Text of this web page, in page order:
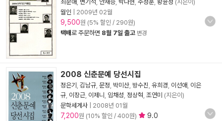
최문애 변기석 안재승 박나현 주정훈 황윤정 (지은이)
월인
2009년 02월
9,500원 (5% 할인 / 290원)
택배로 주문하면 8월 7일 출고 변경
2008 신춘문예 당선시집
정은기 김남규 문정 박미산 방수진 유희경 이선애 이은
규 이장근 이제니 임채성 정상혁 조연미 (지은이)
문학세계사
2008년 01월
7,200원 (10% 할인 / 400원) 9.0